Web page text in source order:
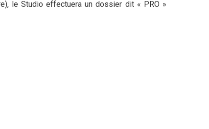
le Studio effectuera un dossier dit « PRO »